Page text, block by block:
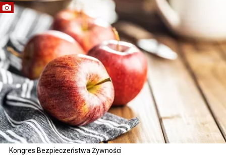
Kongres Bezpieczeństwa Żywności